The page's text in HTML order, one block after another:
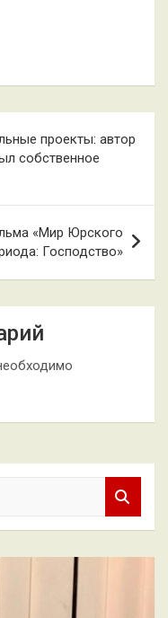
проекты: автор
собственное
«Мир Юрского
Господство»